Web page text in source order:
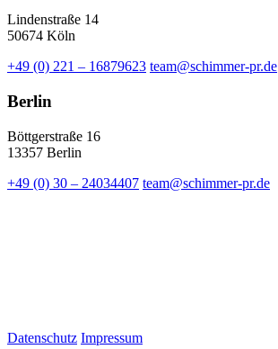
Lindenstraße 14
50674 Köln
+49 (0) 221 – 16879623 team@schimmer-pr.de
Berlin
Böttgerstraße 16
13357 Berlin
+49 (0) 30 – 24034407 team@schimmer-pr.de
Datenschutz Impressum